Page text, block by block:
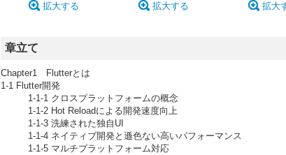
拡大する 拡大する 拡大
章立て
Chapter1 Flutterとは
1-1 Flutter開発
1-1-1 クロスプラットフォームの概念
1-1-2 Hot Reloadによる開発速度向上
1-1-3 洗練された独自UI
1-1-4 ネイティブ開発と遜色ない高いパフォーマンス
1-1-5 マルチプラットフォーム対応